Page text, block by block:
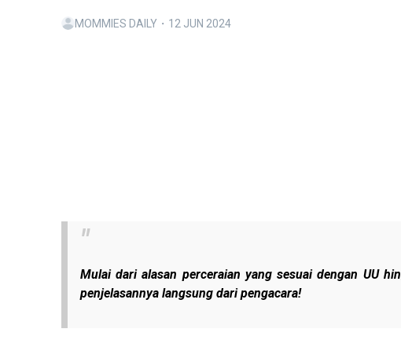
MOMMIES DAILY ・ 12 JUN 2024
Mulai dari alasan perceraian yang sesuai dengan UU
penjelasannya langsung dari pengacara!